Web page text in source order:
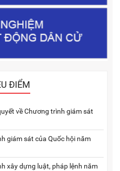
ĐIỂM
về Chương trình giám sát
giám sát của Quốc hội năm
xây dựng luật, pháp lệnh năm